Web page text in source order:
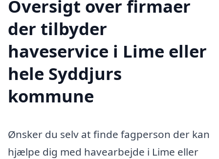
Oversigt over firmaer
der tilbyder
haveservice i Lime eller
hele Syddjurs
kommune
Ønsker du selv at finde fagperson der kan
hjælpe dig med havearbejde i Lime eller